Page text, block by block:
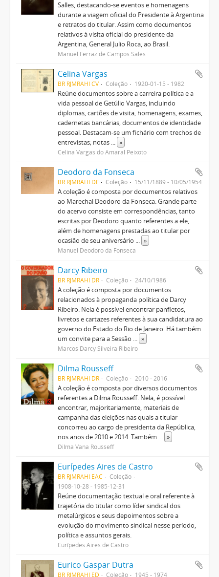
Salles, destacando-se eventos e homenagens
durante a viagem oficial do Presidente à Argentina
e retratos do titular. Assim como documentos
relativos à visita oficial do presidente da
Argentina, General Julio Roca, ao Brasil.
Manuel Ferraz de Campos Sales
Celina Vargas
BR RJMRAHI CV Coleção 1920-01-15 - 1982
Reúne documentos sobre a carreira política e a
vida pessoal de Getúlio Vargas, incluindo
diplomas, cartões de visita, homenagens, exames,
cadernetas bancárias, documentos de identidade
pessoal. Destacam-se um fichário com trechos de
entrevistas; notas ... »
Celina Vargas do Amaral Peixoto
Deodoro da Fonseca
BR RJMRAHI DF Coleção 15/11/1889 - 10/05/1954
A coleção é composta por documentos relativos
ao Marechal Deodoro da Fonseca. Grande parte
do acervo consiste em correspondências, tanto
escritas por Deodoro quanto referentes a ele,
além de homenagens prestadas ao titular por
ocasião de seu aniversário ... »
Manuel Deodoro da Fonseca
Darcy Ribeiro
BR RJMRAHI DR Coleção 24/10/1986
A coleção é composta por documentos
relacionados à propaganda política de Darcy
Ribeiro. Nela é possível encontrar panfletos,
livretos e cartazes referentes à sua candidatura ao
governo do Estado do Rio de Janeiro. Há também
um convite para a Sessão ... »
Marcos Darcy Silveira Ribeiro
Dilma Rousseff
BR RJMRAHI DR Coleção 2010 - 2016
A coleção é composta por diversos documentos
referentes a Dilma Rousseff. Nela, é possível
encontrar, majoritariamente, materiais de
campanha das eleições nas quais a titular
concorreu ao cargo de presidenta da República,
nos anos de 2010 e 2014. Também ... »
Dilma Vana Rousseff
Eurípedes Aires de Castro
BR RJMRAHI EAC
Coleção
1908-10-28 - 1985-12-31
Reúne documentação textual e oral referente à
trajetória do titular como líder sindical dos
metalúrgicos e seus depoimentos sobre a
evolução do movimento sindical nesse período,
política e assuntos gerais.
Eurípedes Aires de Castro
Eurico Gaspar Dutra
BR RJMRAHI ED Coleção 1945 - 1974